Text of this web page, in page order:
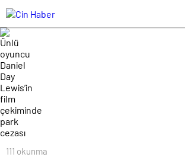
111 okunma